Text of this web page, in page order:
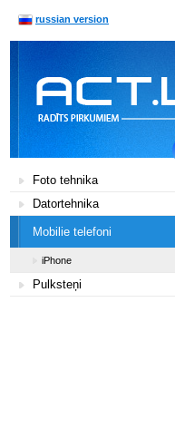
russian version
Foto tehnika
Datortehnika
Mobilie telefoni
iPhone
Pulksteņi